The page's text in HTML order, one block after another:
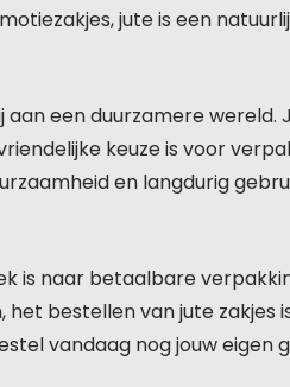
jute is een
aan een duurzamere
keuze is voor
en langdurig
is naar betaalbare
bestellen van jute zakjes
vandaag nog jouw eigen